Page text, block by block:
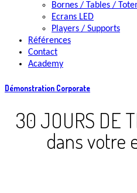
Bornes / Tables /
Ecrans LED
Players / Supports
Références
Contact
Academy
Démonstration Corporate
30 JOURS DE
dans votre